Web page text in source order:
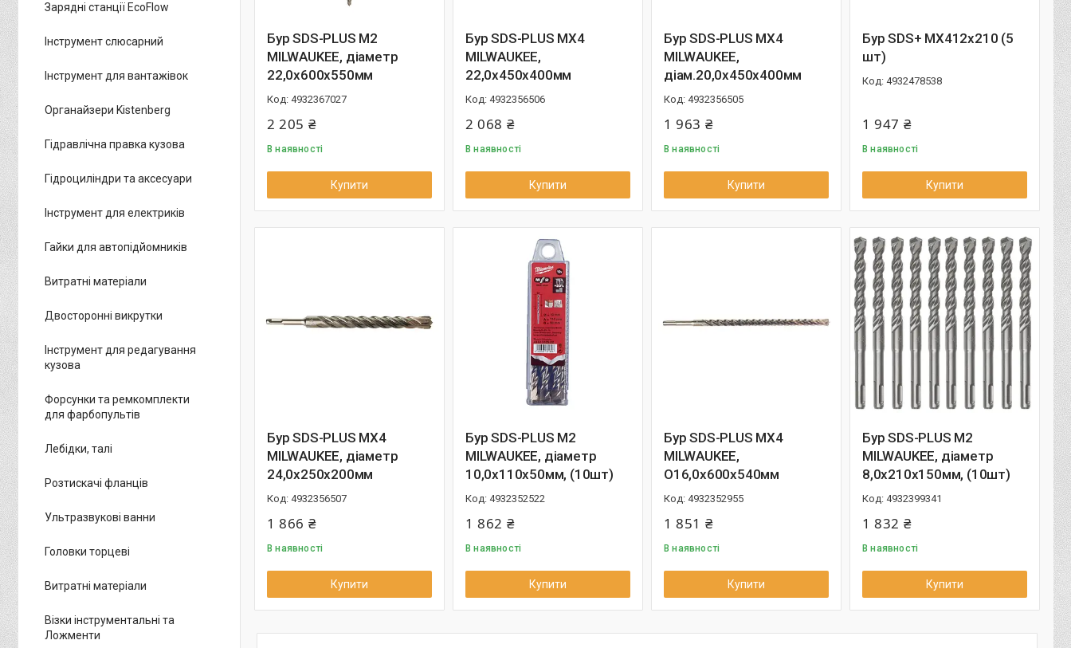
Бур SDS-PLUS M2
MILWAUKEE, діаметр
22,0х600х550мм
4932367027
2 205 ₴
В наявності
Купити
Бур SDS-PLUS MX4
MILWAUKEE,
22,0х450х400мм
4932356506
2 068 ₴
В наявності
Купити
Бур SDS-PLUS MX4
MILWAUKEE,
діам.20,0х450х400мм
4932356505
1 963 ₴
В наявності
Купити
Бур SDS+ MX412x210 (5
шт)
4932478538
1 947 ₴
В наявності
Купити
Бур SDS-PLUS MX4
MILWAUKEE, діаметр
24,0х250х200мм
4932356507
1 866 ₴
В наявності
Купити
Бур SDS-PLUS M2
MILWAUKEE, діаметр
10,0х110х50мм, (10шт)
4932352522
1 862 ₴
В наявності
Купити
Бур SDS-PLUS MX4
MILWAUKEE,
O16,0х600х540мм
4932352955
1 851 ₴
В наявності
Купити
Бур SDS-PLUS M2
MILWAUKEE, діаметр
8,0х210х150мм, (10шт)
4932399341
1 832 ₴
В наявності
Купити
Зарядні станції EcoFlow
Інструмент слюсарний
Інструмент для вантажівок
Органайзери Kistenberg
Гідравлічна правка кузова
Гідроциліндри та аксесуари
Інструмент для електриків
Гайки для автопідйомників
Витратні матеріали
Двосторонні викрутки
Інструмент для редагування
кузова
Форсунки та ремкомплекти
для фарбопультів
Лебідки, талі
Розтискачі фланців
Ультразвукові ванни
Головки торцеві
Витратні матеріали
Візки інструментальні та
Ложменти